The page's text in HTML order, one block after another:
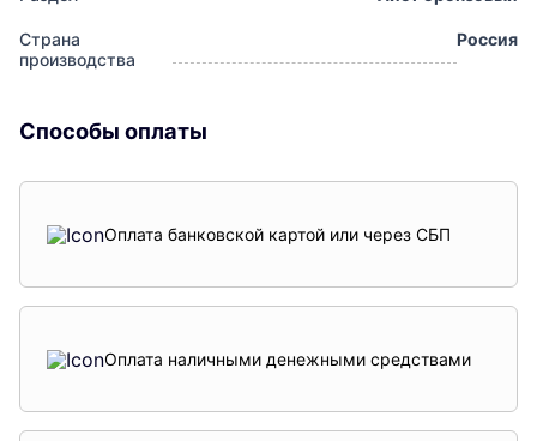
Страна
производства
Россия
Способы оплаты
Оплата банковской картой или через СБП
Оплата наличными денежными средствами